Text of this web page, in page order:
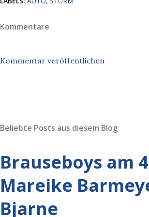
Kommentare
Kommentar veröffentlichen
Beliebte Posts aus diesem Blog
Brauseboys am
Mareike
Bjarne